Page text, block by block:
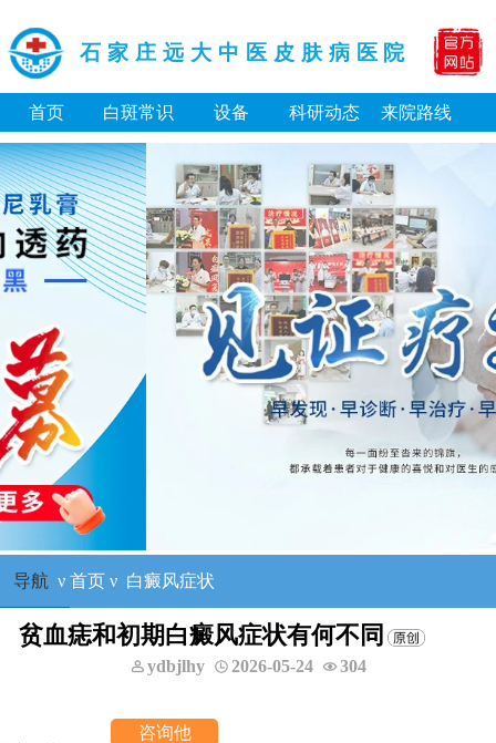
石家庄远大中医皮肤病医院
首页 白斑常识 设备 科研动态 来院路线
导航 ν 首页ν 白癜风症状
贫血痣和初期白癜风症状有何不同
ydbjlhy 2026-05-24 304